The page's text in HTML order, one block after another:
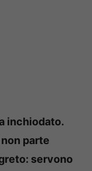
inchiodato.
parte
servono